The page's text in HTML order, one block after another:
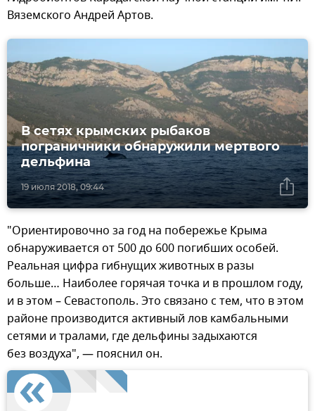
Вяземского Андрей Артов.
19 июля 2018, 09:44
В сетях крымских рыбаков
пограничники обнаружили мертвого
дельфина
"Ориентировочно за год на побережье Крыма
обнаруживается от 500 до 600 погибших особей.
Реальная цифра гибнущих животных в разы
больше… Наиболее горячая точка и в прошлом году,
и в этом – Севастополь. Это связано с тем, что в этом
районе производится активный лов камбальными
сетями и тралами, где дельфины задыхаются
без воздуха", — пояснил он.